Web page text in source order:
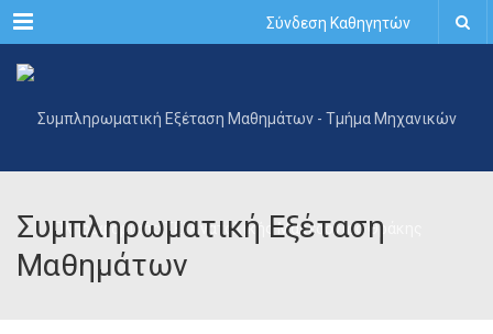
Menu Σύνδεση Καθηγητών
Συμπληρωματική Εξέταση
Μαθημάτων